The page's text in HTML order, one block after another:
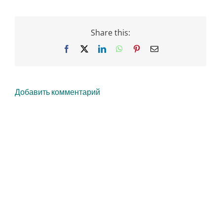
Share this:
Facebook LinkedInWhatsApp
PinterestEmail
Добавить комментарий